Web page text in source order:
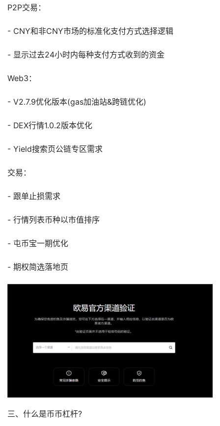
P2P交易：
- CNY和非CNY市场的标准化支付方式选择逻辑
- 显示过去24小时内每种支付方式收到的资金
Web3：
- V2.7.9优化版本(gas加油站&跨链优化)
- DEX行情1.0.2版本优化
- Yield搜索页公链专区需求
交易：
- 跟单止损需求
- 行情列表币种以市值排序
- 屯币宝一期优化
- 期权简选落地页
三、什么是币币杠杆?